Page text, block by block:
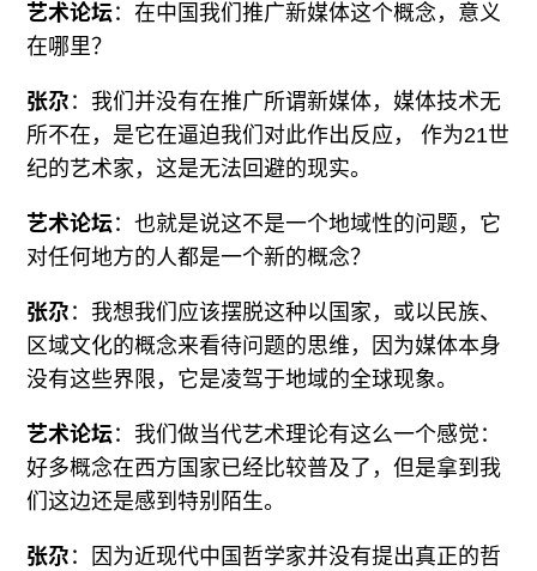
艺术论坛：在中国我们推广新媒体这个概念，意义
在哪里？
张尕 ：我们并没有在推广所谓新媒体，媒体技术无
所不在，是它在逼迫我们对此作出反应， 作为21世
纪的艺术家，这是无法回避的现实。
艺术论坛：也就是说这不是一个地域性的问题，它
对任何地方的人都是一个新的概念？
张尕 ：我想我们应该摆脱这种以国家，或以民族、
区域文化的概念来看待问题的思维，因为媒体本身
没有这些界限，它是凌驾于地域的全球现象。
艺术论坛：我们做当代艺术理论有这么一个感觉：
好多概念在西方国家已经比较普及了，但是拿到我
们这边还是感到特别陌生。
张尕 ：因为近现代中国哲学家并没有提出真正的哲